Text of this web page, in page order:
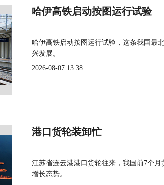
哈伊高铁启动按图运行试验
哈伊高铁启动按图运行试验，这条我国最
兴发展。
2026-08-07 13:38
港口货轮装卸忙
江苏省连云港港口货轮往来，我国前7个
增长态势。